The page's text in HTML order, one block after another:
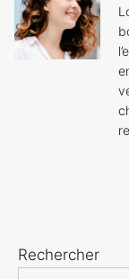
Rechercher